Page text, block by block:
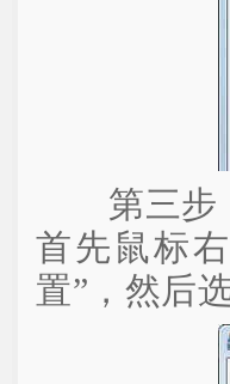
第三步
首先鼠标
置”，然后